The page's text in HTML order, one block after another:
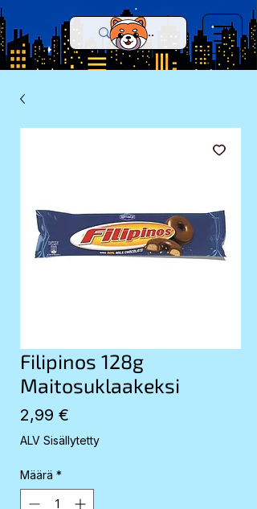
Filipinos 128g
Maitosuklaakeksi
2,99 €
ALV Sisällytetty
Määrä *